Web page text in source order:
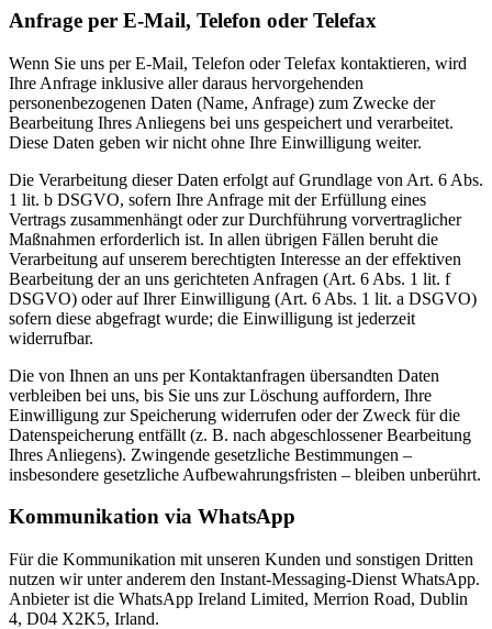
Anfrage per E-Mail, Telefon oder Telefax
Wenn Sie uns per E-Mail, Telefon oder Telefax kontaktieren, wird
Ihre Anfrage inklusive aller daraus hervorgehenden
personenbezogenen Daten (Name, Anfrage) zum Zwecke der
Bearbeitung Ihres Anliegens bei uns gespeichert und verarbeitet.
Diese Daten geben wir nicht ohne Ihre Einwilligung weiter.
Die Verarbeitung dieser Daten erfolgt auf Grundlage von Art. 6 Abs.
1 lit. b DSGVO, sofern Ihre Anfrage mit der Erfüllung eines
Vertrags zusammenhängt oder zur Durchführung vorvertraglicher
Maßnahmen erforderlich ist. In allen übrigen Fällen beruht die
Verarbeitung auf unserem berechtigten Interesse an der effektiven
Bearbeitung der an uns gerichteten Anfragen (Art. 6 Abs. 1 lit. f
DSGVO) oder auf Ihrer Einwilligung (Art. 6 Abs. 1 lit. a DSGVO)
sofern diese abgefragt wurde; die Einwilligung ist jederzeit
widerrufbar.
Die von Ihnen an uns per Kontaktanfragen übersandten Daten
verbleiben bei uns, bis Sie uns zur Löschung auffordern, Ihre
Einwilligung zur Speicherung widerrufen oder der Zweck für die
Datenspeicherung entfällt (z. B. nach abgeschlossener Bearbeitung
Ihres Anliegens). Zwingende gesetzliche Bestimmungen –
insbesondere gesetzliche Aufbewahrungsfristen – bleiben unberührt.
Kommunikation via WhatsApp
Für die Kommunikation mit unseren Kunden und sonstigen Dritten
nutzen wir unter anderem den Instant-Messaging-Dienst WhatsApp.
Anbieter ist die WhatsApp Ireland Limited, Merrion Road, Dublin
4, D04 X2K5, Irland.